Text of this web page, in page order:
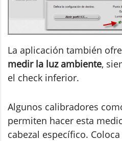
La aplicación también
medir la luz ambiente,
el check inferior.
Algunos calibradores
permiten hacer esta
cabezal específico.